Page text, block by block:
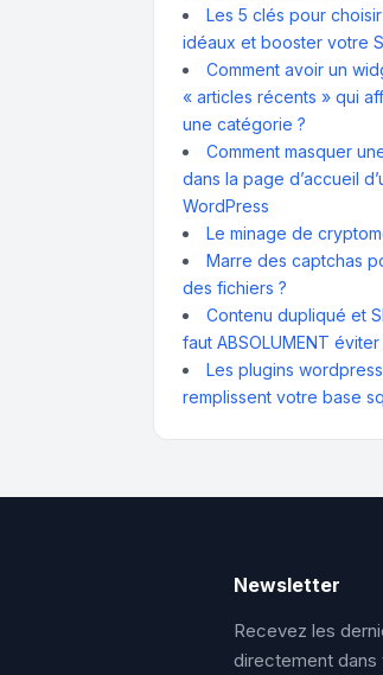
Les 5 clés pour
idéaux et booster votre
Comment avoir un
« articles récents » qui
une catégorie ?
Comment masquer
dans la page d’accueil
WordPress
Le minage de
Marre des captchas
des fichiers ?
Contenu dupliqué et
faut ABSOLUMENT éviter
Les plugins
remplissent votre base
Newsletter
Recevez les
directement dans